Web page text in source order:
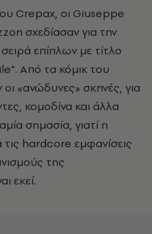
Crepax, οι Giuseppe
σχεδίασαν για την
επίπλων με τίτλο
Από τα κόμικ του
«ανώδυνες» σκηνές, για
κομοδίνα και άλλα
σημασία, γιατί η
τις hardcore εμφανίσεις
της
εκεί.